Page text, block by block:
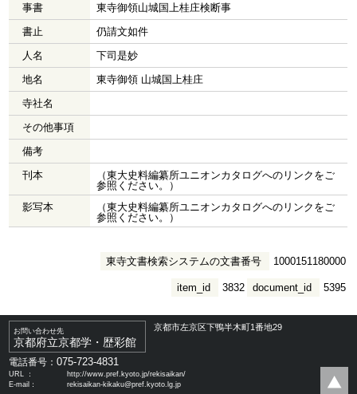
事書
東寺御領山城国上桂庄検断事
書止
仍請文如件
人名
下司是妙
地名
東寺御領 山城国上桂庄
寺社名
その他事項
備考
刊本
（東大史料編纂所ユニオンカタログへのリンクをご
参照ください。）
影写本
（東大史料編纂所ユニオンカタログへのリンクをご
参照ください。）
東寺文書検索システムの文書番号 1000151180000
document_id 5395
item_id 3832
お問い合わせ先
京都府立京都学・歴彩館
京都市左京区下鴨半木町1番地29
電話番号：075-723-4831
URL ：
http://www.pref.kyoto.jp/rekisaikan/
E-mail：
rekisaikan-kikaku@pref.kyoto.lg.jp